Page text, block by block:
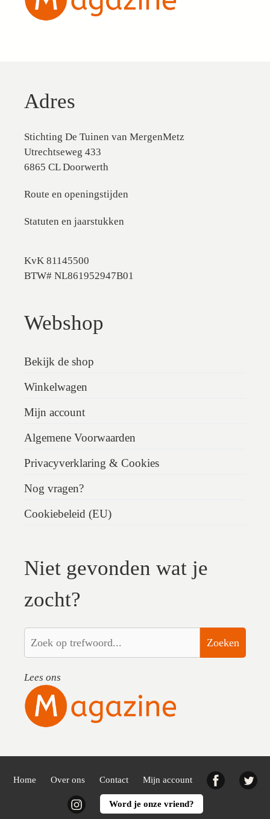
Adres
Stichting De Tuinen van MergenMetz
Utrechtseweg 433
6865 CL Doorwerth
Route en openingstijden
Statuten en jaarstukken
KvK 81145500
BTW# NL861952947B01
Webshop
Bekijk de shop
Winkelwagen
Mijn account
Algemene Voorwaarden
Privacyverklaring & Cookies
Nog vragen?
Cookiebeleid (EU)
Niet gevonden wat je
zocht?
Zoeken
Lees ons
Home Over ons Contact Mijn account Facebook
InstagramWord je onze vriend?